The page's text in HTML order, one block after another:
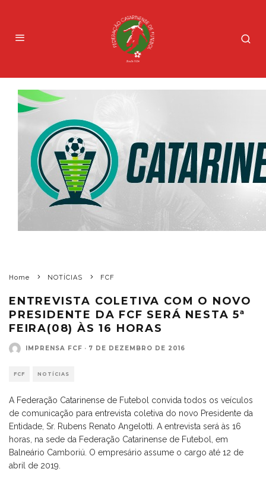
Home NOTÍCIAS FCF
ENTREVISTA COLETIVA COM O NOVO
PRESIDENTE DA FCF SERÁ NESTA 5ª
FEIRA(08) ÀS 16 HORAS
IMPRENSA FCF · 7 DE DEZEMBRO DE 2016
FCF NOTÍCIAS
A Federação Catarinense de Futebol convida todos os veículos
de comunicação para entrevista coletiva do novo Presidente da
Entidade, Sr. Rubens Renato Angelotti. A entrevista será às 16
horas, na sede da Federação Catarinense de Futebol, em
Balneário Camboriú. O empresário assume o cargo até 12 de
abril de 2019.